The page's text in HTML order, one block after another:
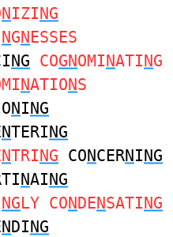
NIZING
NGNESSES
NG COGNOMINATING
NATIONS
NING
NTERING
NTRING CONCERNING
NAING
NGLY CONDENSATING
NDING